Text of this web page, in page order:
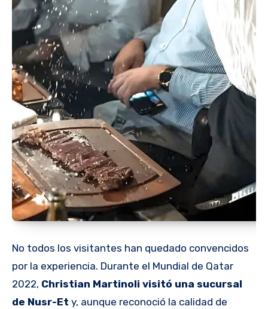
No todos los visitantes han quedado convencidos
por la experiencia. Durante el Mundial de Qatar
2022, Christian Martinoli visitó una sucursal
de Nusr-Et y, aunque reconoció la calidad de